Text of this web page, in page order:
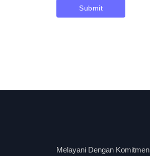
Melayani Dengan Komitmen